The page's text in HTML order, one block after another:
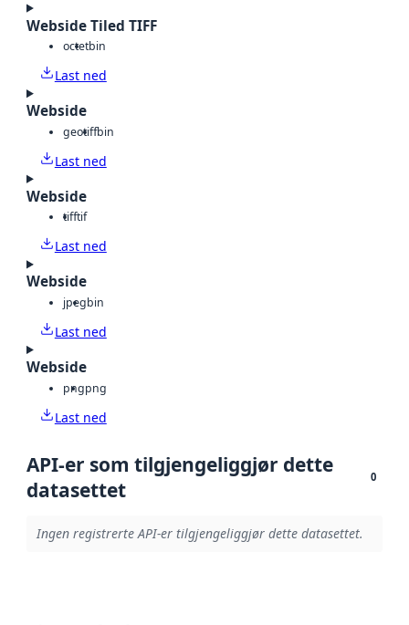
Webside Tiled TIFF
octetbin
Last ned
Webside
geotiffbin
Last ned
Webside
tifftif
Last ned
Webside
jpegbin
Last ned
Webside
pngpng
Last ned
API-er som tilgjengeliggjør dette
datasettet
0
Ingen registrerte API-er tilgjengeliggjør dette datasettet.